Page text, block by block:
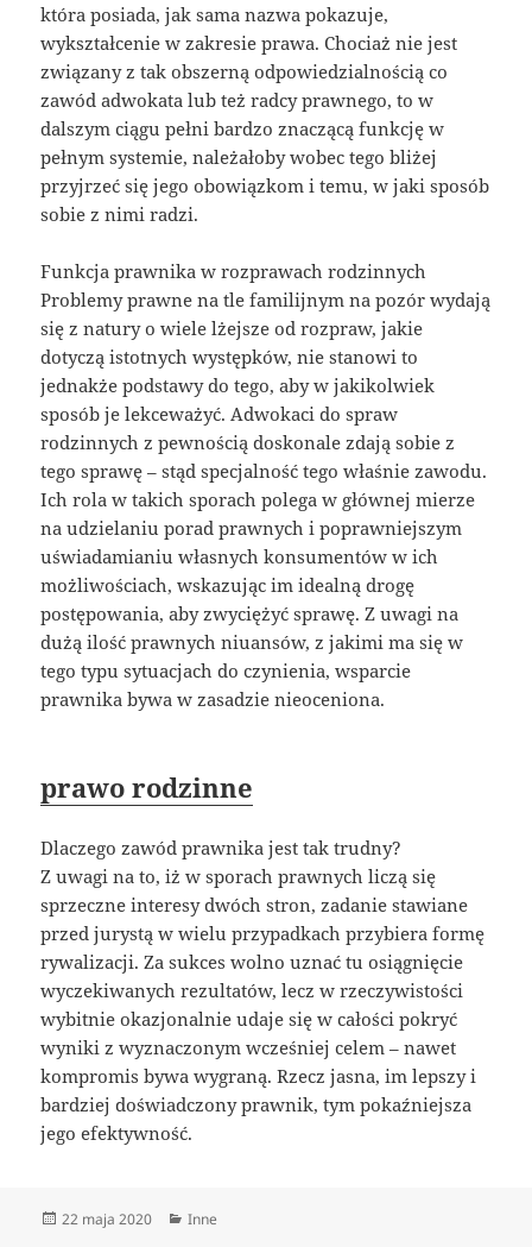
która posiada, jak sama nazwa pokazuje,
wykształcenie w zakresie prawa. Chociaż nie jest
związany z tak obszerną odpowiedzialnością co
zawód adwokata lub też radcy prawnego, to w
dalszym ciągu pełni bardzo znaczącą funkcję w
pełnym systemie, należałoby wobec tego bliżej
przyjrzeć się jego obowiązkom i temu, w jaki sposób
sobie z nimi radzi.
Funkcja prawnika w rozprawach rodzinnych
Problemy prawne na tle familijnym na pozór wydają
się z natury o wiele lżejsze od rozpraw, jakie
dotyczą istotnych występków, nie stanowi to
jednakże podstawy do tego, aby w jakikolwiek
sposób je lekceważyć. Adwokaci do spraw
rodzinnych z pewnością doskonale zdają sobie z
tego sprawę – stąd specjalność tego właśnie zawodu.
Ich rola w takich sporach polega w głównej mierze
na udzielaniu porad prawnych i poprawniejszym
uświadamianiu własnych konsumentów w ich
możliwościach, wskazując im idealną drogę
postępowania, aby zwyciężyć sprawę. Z uwagi na
dużą ilość prawnych niuansów, z jakimi ma się w
tego typu sytuacjach do czynienia, wsparcie
prawnika bywa w zasadzie nieoceniona.
prawo rodzinne
Dlaczego zawód prawnika jest tak trudny?
Z uwagi na to, iż w sporach prawnych liczą się
sprzeczne interesy dwóch stron, zadanie stawiane
przed jurystą w wielu przypadkach przybiera formę
rywalizacji. Za sukces wolno uznać tu osiągnięcie
wyczekiwanych rezultatów, lecz w rzeczywistości
wybitnie okazjonalnie udaje się w całości pokryć
wyniki z wyznaczonym wcześniej celem – nawet
kompromis bywa wygraną. Rzecz jasna, im lepszy i
bardziej doświadczony prawnik, tym pokaźniejsza
jego efektywność.
Data
22 maja 2020 Kategorie
Inne